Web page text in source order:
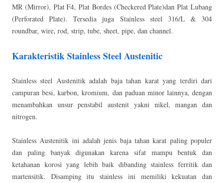
MR (Mirror), Plat F4, Plat Bordes (Checkered Plate)dan Plat Lubang
(Perforated Plate). Tersedia juga Stainless steel 316/L & 304
roundbar, wire, rod, strip, tube, sheet, pipe, dan channel.
Karakteristik Stainless Steel Austenitic
Stainless steel Austenitik adalah baja tahan karat yang terdiri dari
campuran besi, karbon, kromium, dan paduan minor lainnya, dengan
menambahkan unsur penstabil austenit yakni nikel, mangan dan
nitrogen.
Stainless Austenitik ini adalah jenis baja tahan karat paling populer
dan paling banyak digunakan karena sifat mampu bentuk dan
ketahanan korosi yang lebih baik dibanding stainless ferritik dan
martensitik. Disamping itu stainless ini memiliki kekuatan dan